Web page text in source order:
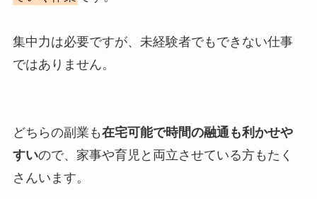
集中力は必要ですが、未経験者でもできない仕事
ではありません。
どちらの副業も在宅可能で時間の融通も利かせや
すいので、家事や育児と両立させている方もたく
さんいます。